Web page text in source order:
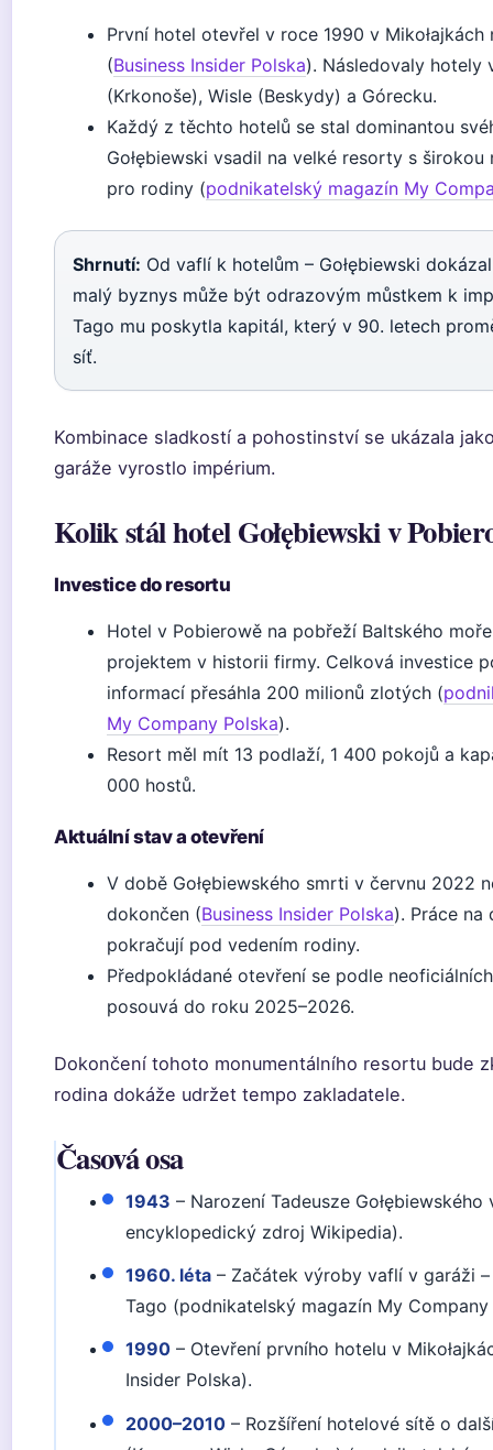
První hotel otevřel v roce 1990 v Mikołajkách
(Business Insider Polska). Následovaly hotely
(Krkonoše), Wisle (Beskydy) a Górecku.
Každý z těchto hotelů se stal dominantou
Gołębiewski vsadil na velké resorty s širokou
pro rodiny (podnikatelský magazín My
Shrnutí: Od vaflí k hotelům – Gołębiewski
malý byznys může být odrazovým můstkem k
Tago mu poskytla kapitál, který v 90. letech
síť.
Kombinace sladkostí a pohostinství se ukázala
garáže vyrostlo impérium.
Kolik stál hotel Gołębiewski v
Investice do resortu
Hotel v Pobierowě na pobřeží Baltského
projektem v historii firmy. Celková investice
informací přesáhla 200 milionů zlotých (
My Company Polska).
Resort měl mít 13 podlaží, 1 400 pokojů a
000 hostů.
Aktuální stav a otevření
V době Gołębiewského smrti v červnu 2022
dokončen (Business Insider Polska). Práce na
pokračují pod vedením rodiny.
Předpokládané otevření se podle
posouvá do roku 2025–2026.
Dokončení tohoto monumentálního resortu bude
rodina dokáže udržet tempo zakladatele.
Časová osa
1943 – Narození Tadeusze
encyklopedický zdroj Wikipedia).
1960. léta – Začátek výroby vaflí v garáži
Tago (podnikatelský magazín My Company
1990 – Otevření prvního hotelu v
Insider Polska).
2000–2010 – Rozšíření hotelové sítě o